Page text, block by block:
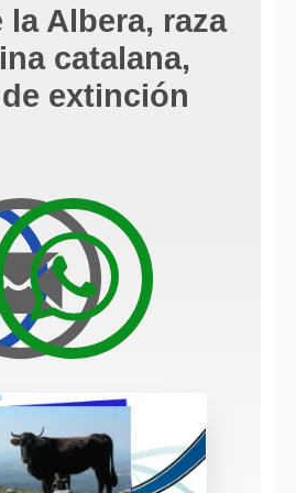
la Albera, raza
catalana,
extinción